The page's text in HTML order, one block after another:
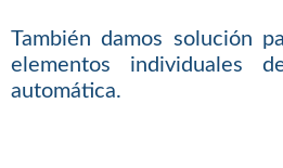
También damos solución
elementos individuales
automática.